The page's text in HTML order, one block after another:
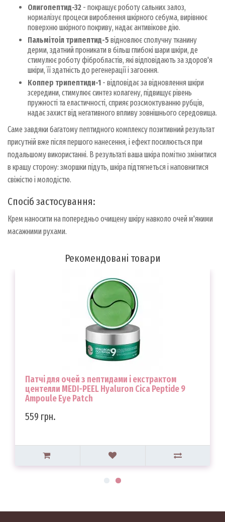
Олигопептид-32 - покращує роботу сальних залоз,
нормалізує процеси вироблення шкірного себума, вирівнює
поверхню шкірного покриву, надає антивікове дію.
Пальмітоіл трипептид-5 відновлює сполучну тканину
дерми, здатний проникати в більш глибокі шари шкіри, де
стимулює роботу фібробластів, які відповідають за здоров'я
шкіри, її здатність до регенерації і загоєння.
Коппер трипептиди-1 - відповідає за відновлення шкіри
зсередини, стимулює синтез колагену, підвищує рівень
пружності та еластичності, сприяє розсмоктуванню рубців,
надає захист від негативного впливу зовнішнього середовища.
Саме завдяки багатому пептидного комплексу позитивний результат
присутній вже після першого нанесення, і ефект посилюється при
подальшому використанні. В результаті ваша шкіра помітно змінитися
в кращу сторону: зморшки підуть, шкіра підтягнеться і наповнитися
свіжістю і молодістю.
Спосіб застосування:
Крем наносити на попередньо очищену шкіру навколо очей м'якими
масажними рухами.
Рекомендовані товари
Патчі для очей з пептидами і екстрактом
центелли MEDI-PEEL Hyaluron Cica Peptide 9
Ampoule Eye Patch
559 грн.